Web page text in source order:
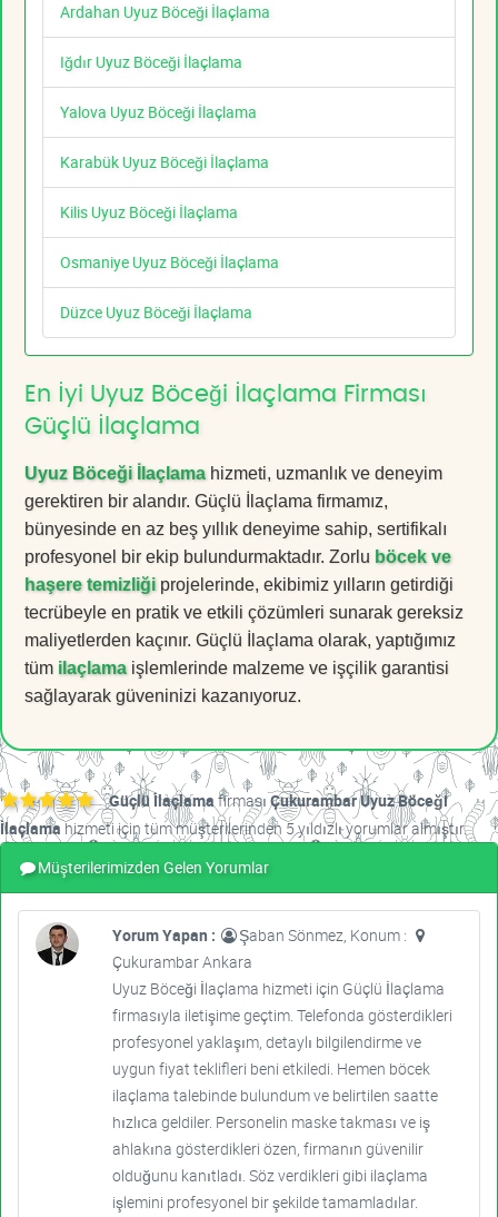
Ardahan Uyuz Böceği İlaçlama
Iğdır Uyuz Böceği İlaçlama
Yalova Uyuz Böceği İlaçlama
Karabük Uyuz Böceği İlaçlama
Kilis Uyuz Böceği İlaçlama
Osmaniye Uyuz Böceği İlaçlama
Düzce Uyuz Böceği İlaçlama
En İyi Uyuz Böceği İlaçlama Firması
Güçlü İlaçlama
Uyuz Böceği İlaçlamahizmeti, uzmanlık ve deneyim
gerektiren bir alandır. Güçlü İlaçlama firmamız,
bünyesinde en az beş yıllık deneyime sahip, sertifikalı
profesyonel bir ekip bulundurmaktadır. Zorlu böcek ve
haşere temizliği projelerinde, ekibimiz yılların getirdiği
tecrübeyle en pratik ve etkili çözümleri sunarak gereksiz
maliyetlerden kaçınır. Güçlü İlaçlama olarak, yaptığımız
tüm ilaçlamaişlemlerinde malzeme ve işçilik garantisi
sağlayarak güveninizi kazanıyoruz.
Güçlü İlaçlamafirması Çukurambar Uyuz Böceği
İlaçlama hizmeti için tüm müşterilerinden 5 yıldızlı yorumlar almıştır.
Müşterilerimizden Gelen Yorumlar
Yorum Yapan :
Şaban Sönmez, Konum :
Çukurambar Ankara
Uyuz Böceği İlaçlama hizmeti için Güçlü İlaçlama
firmasıyla iletişime geçtim. Telefonda gösterdikleri
profesyonel yaklaşım, detaylı bilgilendirme ve
uygun fiyat teklifleri beni etkiledi. Hemen böcek
ilaçlama talebinde bulundum ve belirtilen saatte
hızlıca geldiler. Personelin maske takması ve iş
ahlakına gösterdikleri özen, firmanın güvenilir
olduğunu kanıtladı. Söz verdikleri gibi ilaçlama
işlemini profesyonel bir şekilde tamamladılar.